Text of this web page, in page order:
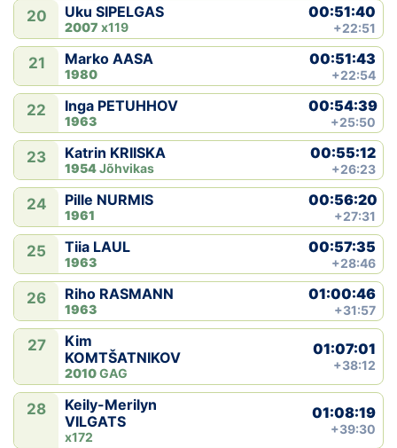
20 Uku SIPELGAS
2007 x119
00:51:40
+22:51
21 Marko AASA
1980
00:51:43
+22:54
22 Inga PETUHHOV
1963
00:54:39
+25:50
23 Katrin KRIISKA
1954Jõhvikas
00:55:12
+26:23
24 Pille NURMIS
1961
00:56:20
+27:31
25 Tiia LAUL
1963
00:57:35
+28:46
26 Riho RASMANN
1963
01:00:46
+31:57
27
Kim
KOMTŠATNIKOV
2010GAG
01:07:01
+38:12
28
Keily-Merilyn
VILGATS
x172
01:08:19
+39:30